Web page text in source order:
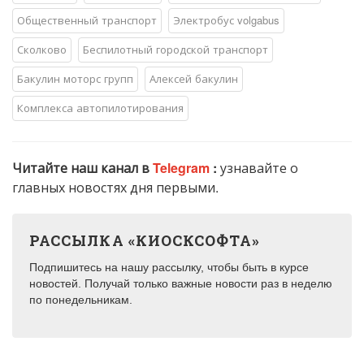
Общественный транспорт
Электробус volgabus
Сколково
Беспилотный городской транспорт
Бакулин моторс групп
Алексей бакулин
Комплекса автопилотирования
Читайте наш канал вTelegram : узнавайте о
главных новостях дня первыми.
РАССЫЛКА «КИОСКСОФТА»
Подпишитесь на нашу рассылку, чтобы быть в курсе
новостей. Получай только важные новости раз в неделю
по понедельникам.